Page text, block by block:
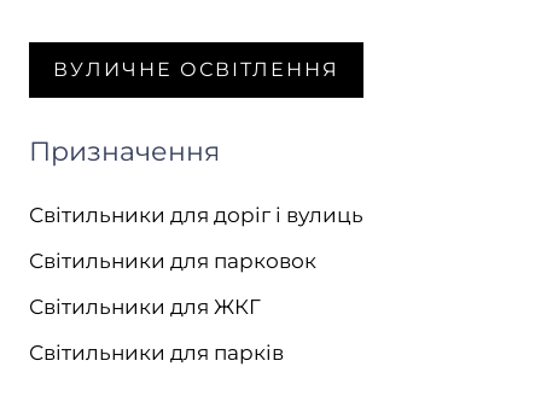
ВУЛИЧНЕ ОСВІТЛЕННЯ
Призначення
Світильники для доріг і вулиць
Світильники для парковок
Світильники для ЖКГ
Світильники для парків